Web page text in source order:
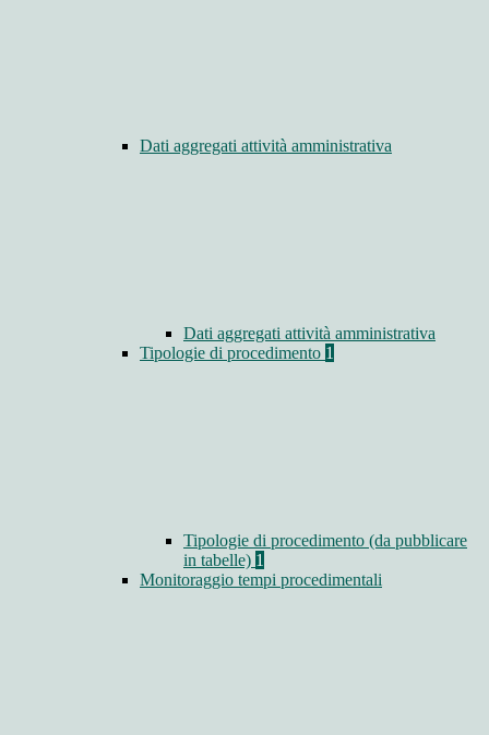
Dati aggregati attività amministrativa
Dati aggregati attività amministrativa
Tipologie di procedimento 1
Tipologie di procedimento (da pubblicare
in tabelle) 1
Monitoraggio tempi procedimentali